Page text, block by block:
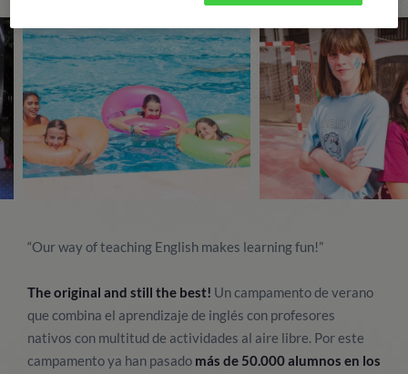
“Our way of teaching English makes learning fun!”
The original and still the best! Un campamento de verano
que combina el aprendizaje de inglés con profesores
nativos con multitud de actividades al aire libre. Por este
campamento ya han pasado más de 50.000 alumnos en los